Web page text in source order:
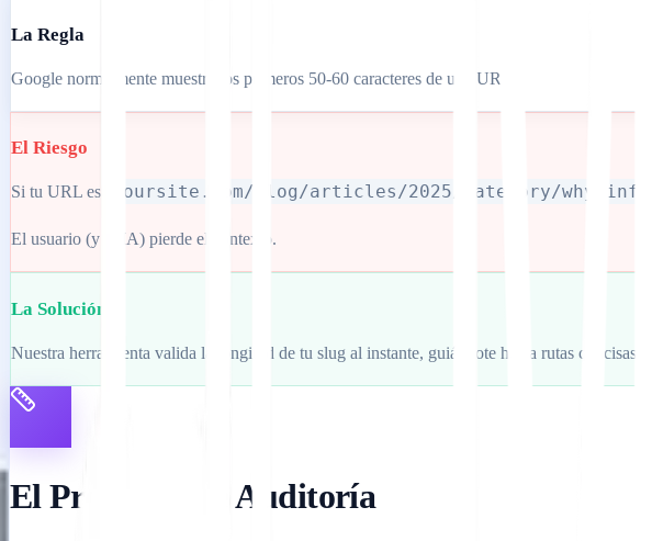
La Regla
Google normalmente muestra los primeros 50-60 caracteres de una URL.
El Riesgo
Si tu URL es yoursite.com/blog/articles/2025/category/why-
El usuario (y la IA) pierde el contexto.
La Solución
Nuestra herramienta valida la longitud de tu slug al instante, guiándote hacia rutas concisas
El Protocolo de Auditoría